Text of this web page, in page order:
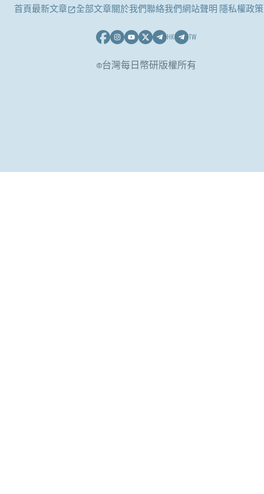
首頁最新文章 全部文章關於我們聯絡我們網站聲明 隱私權政策
HK TW
©台灣每日幣研版權所有